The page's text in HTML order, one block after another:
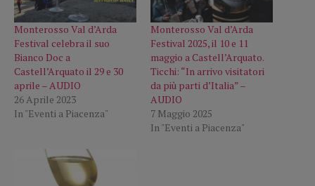
Monterosso Val d’Arda
Festival celebra il suo
Bianco Doc a
Castell’Arquato il 29 e 30
aprile – AUDIO
26 Aprile 2023
In "Eventi a Piacenza"
Monterosso Val d’Arda
Festival 2025, il 10 e 11
maggio a Castell’Arquato.
Ticchi: “In arrivo visitatori
da più parti d’Italia” –
AUDIO
7 Maggio 2025
In "Eventi a Piacenza"